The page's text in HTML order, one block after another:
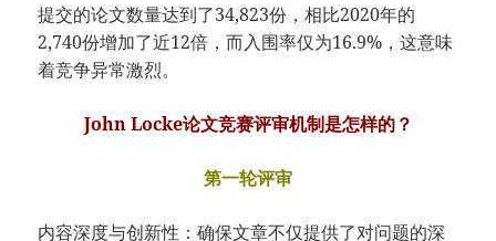
提交的论文数量达到了34,823份，相比2020年的
2,740份增加了近12倍，而入围率仅为16.9%，这意味
着竞争异常激烈。
John Locke论文竞赛评审机制是怎样的？
第一轮评审
内容深度与创新性：确保文章不仅提供了对问题的深